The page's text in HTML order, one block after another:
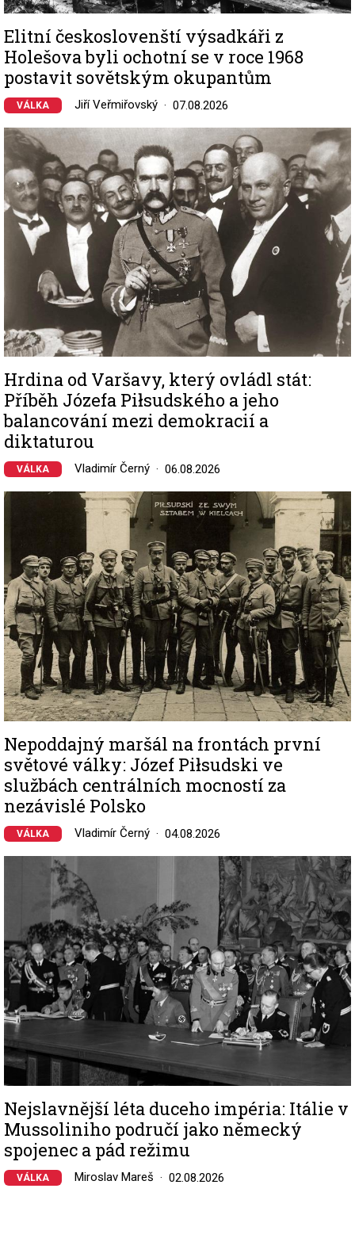
Elitní českoslovenští výsadkáři z
Holešova byli ochotní se v roce 1968
postavit sovětským okupantům
VÁLKA Jiří Veřmiřovský 07.08.2026
Image
Hrdina od Varšavy, který ovládl stát:
Příběh Józefa Piłsudského a jeho
balancování mezi demokracií a
diktaturou
VÁLKA Vladimír Černý 06.08.2026
Image
Nepoddajný maršál na frontách první
světové války: Józef Piłsudski ve
službách centrálních mocností za
nezávislé Polsko
VÁLKA Vladimír Černý 04.08.2026
Nejslavnější léta duceho impéria: Itálie v
Mussoliniho područí jako německý
spojenec a pád režimu
VÁLKA Miroslav Mareš 02.08.2026